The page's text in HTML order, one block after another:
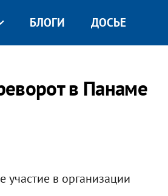
БЛОГИ ДОСЬЕ
в Панаме
в организации